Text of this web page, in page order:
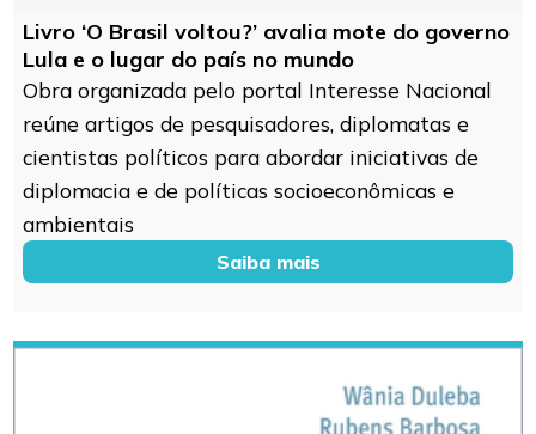
Livro ‘O Brasil voltou?’ avalia mote do governo
Lula e o lugar do país no mundo
Obra organizada pelo portal Interesse Nacional
reúne artigos de pesquisadores, diplomatas e
cientistas políticos para abordar iniciativas de
diplomacia e de políticas socioeconômicas e
ambientais
Saiba mais